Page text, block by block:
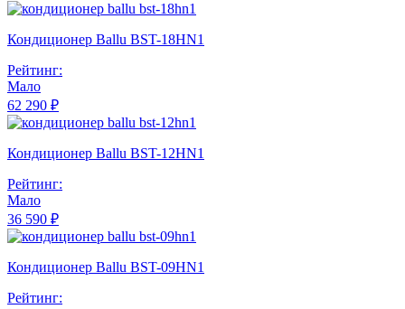
Кондиционер Ballu BST-18HN1
Рейтинг:
Мало
62 290 ₽
Кондиционер Ballu BST-12HN1
Рейтинг:
Мало
36 590 ₽
Кондиционер Ballu BST-09HN1
Рейтинг: